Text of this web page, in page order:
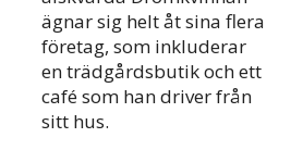
ägnar sig helt åt sina flera
företag, som inkluderar
en trädgårdsbutik och ett
café som han driver från
sitt hus.